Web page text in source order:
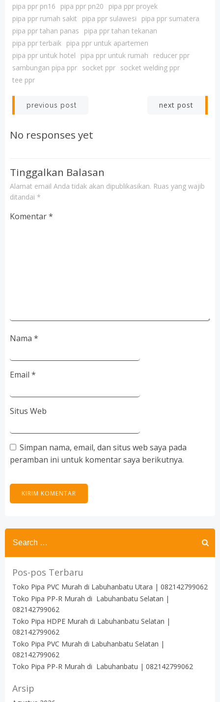
pipa ppr pn16 pipa ppr pn20
pipa ppr proyek
pipa ppr rumah sakit
pipa ppr sulawesi
pipa ppr sumatera
pipa ppr tahan panas
pipa ppr tahan tekanan
pipa ppr terbaik pipa ppr untuk apartemen
pipa ppr untuk hotel
pipa ppr untuk rumah
reducer ppr
sambungan pipa ppr socket ppr socket welding ppr
tee ppr
Post
navigation
previous post next post
No responses yet
Tinggalkan Balasan
Alamat email Anda tidak akan dipublikasikan. Ruas yang wajib
ditandai *
Komentar*
Nama *
Email *
Situs Web
Simpan nama, email, dan situs web saya pada
peramban ini untuk komentar saya berikutnya.
Search
for:
Pos-pos Terbaru
Toko Pipa PVC Murah di Labuhanbatu Utara | 082142799062
Toko Pipa PP-R Murah di Labuhanbatu Selatan |
082142799062
Toko Pipa HDPE Murah di Labuhanbatu Selatan |
082142799062
Toko Pipa PVC Murah di Labuhanbatu Selatan |
082142799062
Toko Pipa PP-R Murah di Labuhanbatu | 082142799062
Arsip